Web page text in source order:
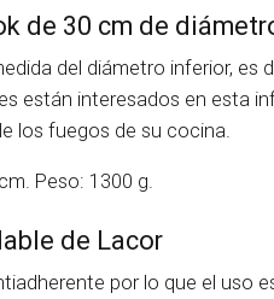
de 30 cm de
del diámetro inferior, es
están interesados en esta
los fuegos de su cocina.
Peso: 1300 g.
de Lacor
por lo que el uso